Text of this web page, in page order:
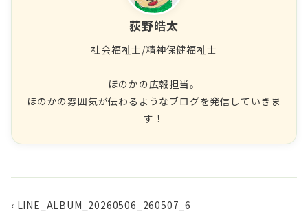
荻野皓太
社会福祉士/精神保健福祉士
ほのかの広報担当。
ほのかの雰囲気が伝わるようなブログを発信していきま
す！
‹ LINE_ALBUM_20260506_260507_6